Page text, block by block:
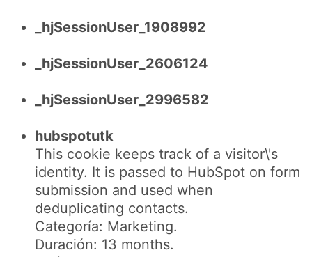
_hjSessionUser_1908992
_hjSessionUser_2606124
_hjSessionUser_2996582
hubspotutk
This cookie keeps track of a visitor\'s
identity. It is passed to HubSpot on form
submission and used when
deduplicating contacts.
Categoría: Marketing.
Duración: 13 months.